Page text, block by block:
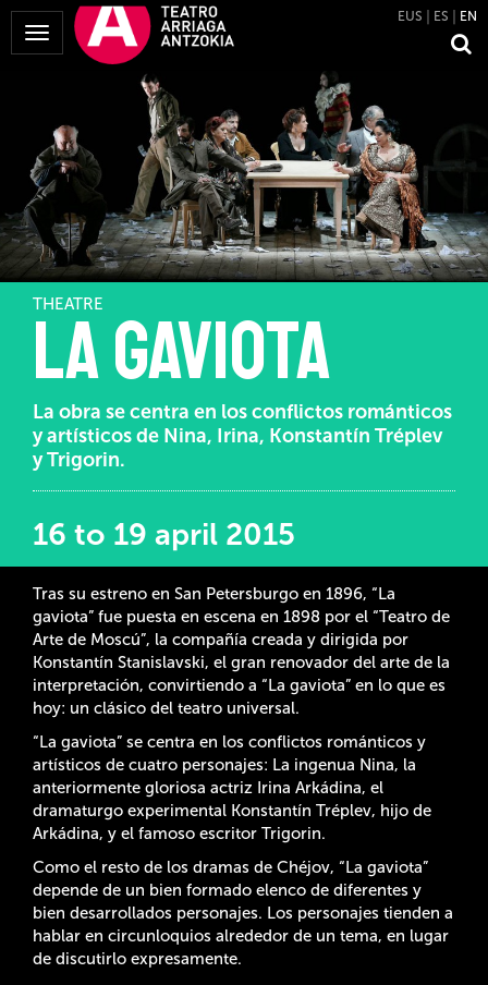
Toggle
Navigation
EUS ES EN
THEATRE
La gaviota
La obra se centra en los conflictos románticos
y artísticos de Nina, Irina, Konstantín Tréplev
y Trigorin.
16 to 19 april 2015
Tras su estreno en San Petersburgo en 1896, “La
gaviota” fue puesta en escena en 1898 por el “Teatro de
Arte de Moscú”, la compañía creada y dirigida por
Konstantín Stanislavski, el gran renovador del arte de la
interpretación, convirtiendo a “La gaviota” en lo que es
hoy: un clásico del teatro universal.
“La gaviota” se centra en los conflictos románticos y
artísticos de cuatro personajes: La ingenua Nina, la
anteriormente gloriosa actriz Irina Arkádina, el
dramaturgo experimental Konstantín Tréplev, hijo de
Arkádina, y el famoso escritor Trigorin.
Como el resto de los dramas de Chéjov, “La gaviota”
depende de un bien formado elenco de diferentes y
bien desarrollados personajes. Los personajes tienden a
hablar en circunloquios alrededor de un tema, en lugar
de discutirlo expresamente.